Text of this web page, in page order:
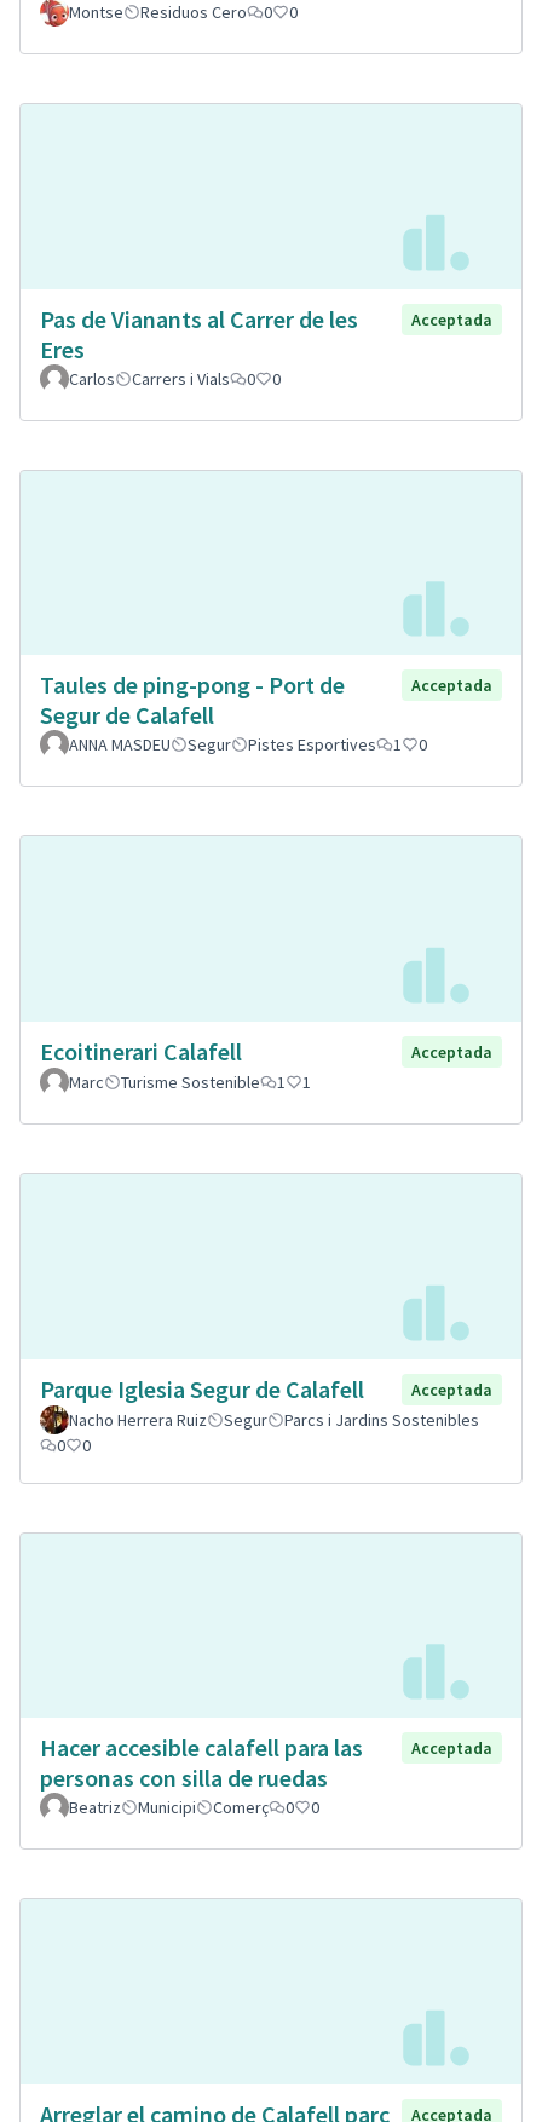
Montse Residuos Cero 0 0
Pas de Vianants al Carrer de les
Eres
Acceptada
Carlos Carrers i Vials 0 0
Taules de ping-pong - Port de
Segur de Calafell
Acceptada
ANNA MASDEU Segur Pistes Esportives 1 0
Ecoitinerari Calafell
Acceptada
Marc
Turisme Sostenible 1 1
Parque Iglesia Segur de Calafell
Acceptada
Nacho Herrera Ruiz
Segur
Parcs i Jardins Sostenibles
0
0
Hacer accesible calafell para las
personas con silla de ruedas
Acceptada
Beatriz Municipi Comerç 0 0
Arreglar el camino de Calafell parc Acceptada